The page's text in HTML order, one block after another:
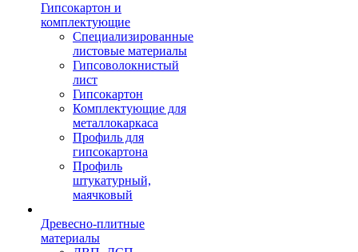
Гипсокартон и
комплектующие
Специализированные
листовые материалы
Гипсоволокнистый
лист
Гипсокартон
Комплектующие для
металлокаркаса
Профиль для
гипсокартона
Профиль
штукатурный,
маячковый
Древесно-плитные
материалы